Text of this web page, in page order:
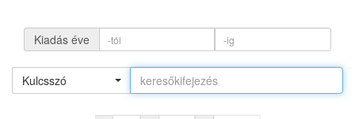
Kiadás éve
Kulcsszó